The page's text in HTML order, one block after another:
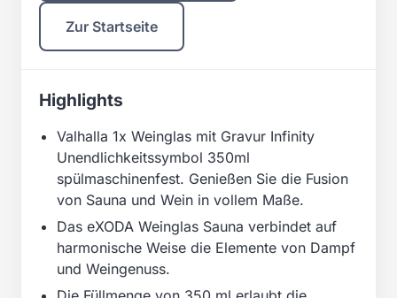
Zur Startseite
Highlights
Valhalla 1x Weinglas mit Gravur Infinity
Unendlichkeitssymbol 350ml
spülmaschinenfest. Genießen Sie die Fusion
von Sauna und Wein in vollem Maße.
Das eXODA Weinglas Sauna verbindet auf
harmonische Weise die Elemente von Dampf
und Weingenuss.